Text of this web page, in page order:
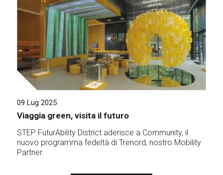
09 Lug 2025
Viaggia green, visita il futuro
STEP FuturAbility District aderisce a Community, il
nuovo programma fedeltà di Trenord, nostro Mobility
Partner.